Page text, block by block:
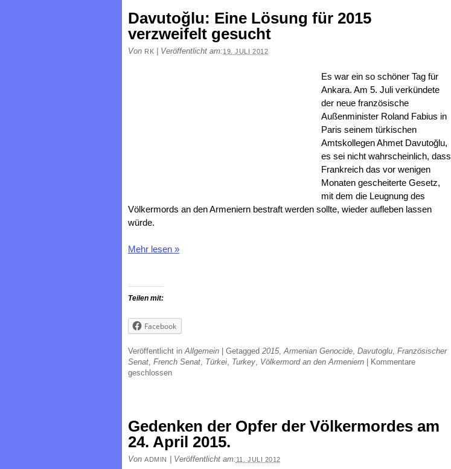
Davutoğlu: Eine Lösung für 2015
verzweifelt gesucht
Von RK Veröffentlicht am:19. JULI 2012
Es war ein so schöner Tag für
Ankara. Am 5. Juli verkündete
der neue französische
Außenminister Roland Fabius in
Paris seinem türkischen
Amtskollegen Ahmet Davutoğlu,
es sei nicht wahrscheinlich, dass
Frankreich das vor wenigen
Monaten gescheiterte Gesetz,
mit dem die Leugnung des
Völkermords an den Armeniern bestraft werden sollte, wieder aufleben lassen
würde.
Mehr lesen »
Teilen mit:
Facebook
Veröffentlicht inAllgemein Getagged 2015,Armenian Genocide, Davutoglu, Französischer
Senat, French Senat, Türkei, Turkey, Völkermord an den Armeniern
Kommentare
geschlossen
Gedenken der Opfer der Völkermordes am
24. April 2015.
Von ADMIN Veröffentlicht am:11. JULI 2012